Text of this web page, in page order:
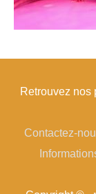
Retrouvez nos
Contactez-